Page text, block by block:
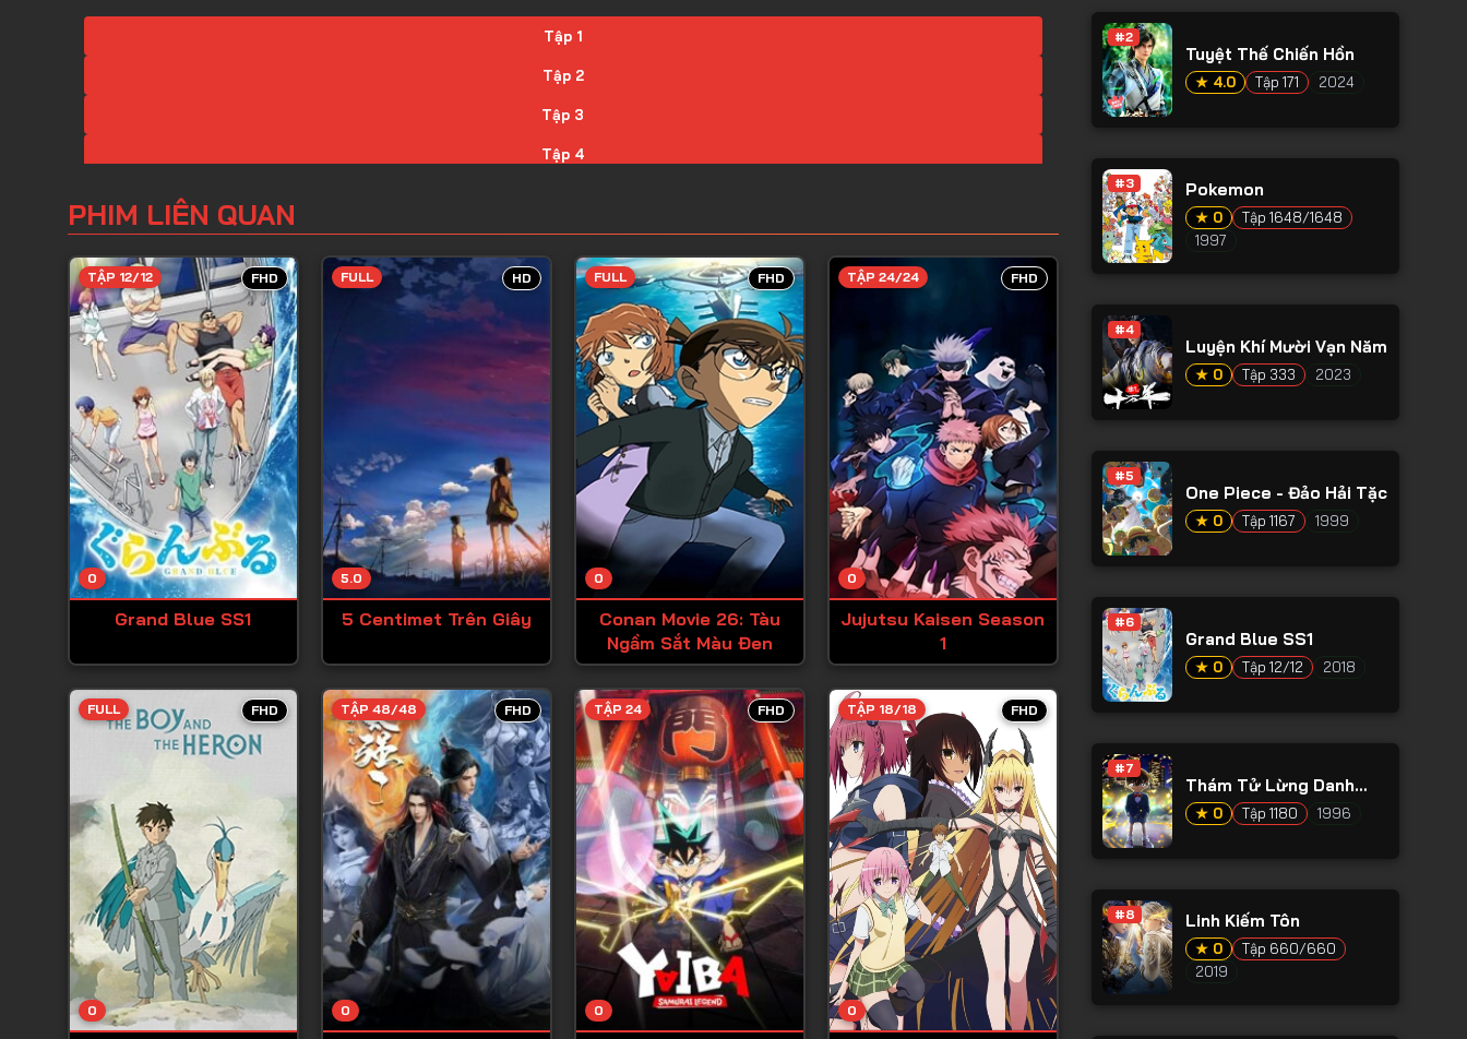
Tập 1
Tập 2
Tập 3
Tập 4
Tập 6
Tập 7
Tập 8
Tập 9
Tập 10
Tập 11
Tập 12
Tập 13
Tập 14
Tập 15
Tập 17
Tập 18
Tập 19
Tập 20
Tập 21
Tập 22
Tập 23
Tập 24
Tập 25
Tập 26
PHIM LIÊN QUAN
FHD
0
TẬP 12/12
Grand Blue SS1
HD
5.0
FULL
5 Centimet Trên Giây
FHD
0
FULL
Conan Movie 26: Tàu
Ngầm Sắt Màu Đen
FHD
0
TẬP 24/24
Jujutsu Kaisen Season
1
FHD
0
FULL FHD
0
TẬP 48/48 FHD
0
TẬP 24 FHD
0
TẬP 18/18
#2
Tuyệt Thế Chiến Hồn
★ 4.0 Tập 171 2024
#3 Pokemon
★ 0
Tập 1648/1648
1997
#4
Luyện Khí Mười Vạn Năm
★ 0 Tập 333 2023
#5
One Piece - Đảo Hải Tặc
★ 0 Tập 1167 1999
#6
Grand Blue SS1
★ 0 Tập 12/12 2018
#7
Thám Tử Lừng Danh
Conan
★ 0 Tập 1180 1996
#8 Linh Kiếm Tôn
★ 0
Tập 660/660
2019